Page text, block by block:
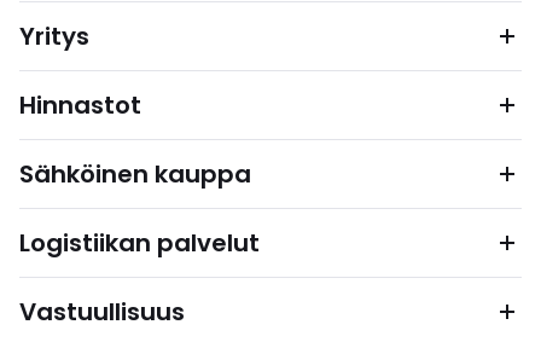
Yritys
Hinnastot
Sähköinen kauppa
Logistiikan palvelut
Vastuullisuus